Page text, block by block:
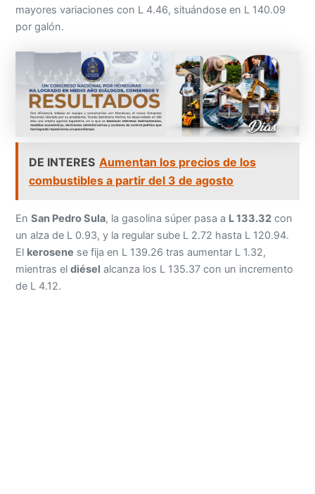
mayores variaciones con L 4.46, situándose en L 140.09
por galón.
DE INTERES Aumentan los precios de los
combustibles a partir del 3 de agosto
EnSan Pedro Sula, la gasolina súper pasa a L 133.32 con
un alza de L 0.93, y la regular sube L 2.72 hasta L 120.94.
El kerosene se fija en L 139.26 tras aumentar L 1.32,
mientras eldiésel alcanza los L 135.37 con un incremento
de L 4.12.